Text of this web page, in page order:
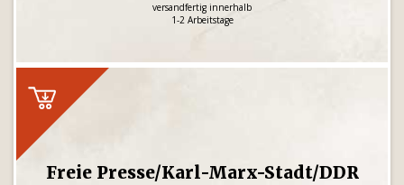
versandfertig innerhalb
1-2 Arbeitstage
Freie Presse/Karl-Marx-Stadt/DDR